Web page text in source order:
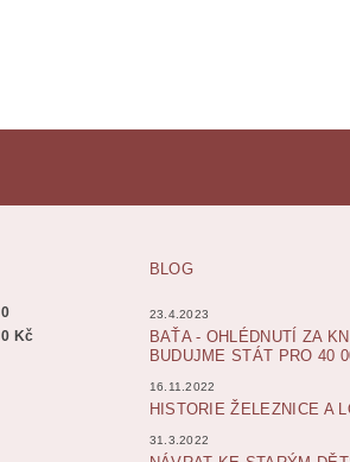
0
0 Kč
BLOG
23.4.2023
BAŤA - OHLÉDNUTÍ ZA
BUDUJME STÁT PRO 40
16.11.2022
HISTORIE ŽELEZNICE A
31.3.2022